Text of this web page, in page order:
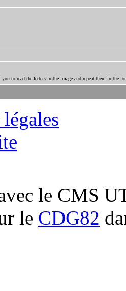
to read the letters in the image and repeat them in the
le CMS
le CDG82